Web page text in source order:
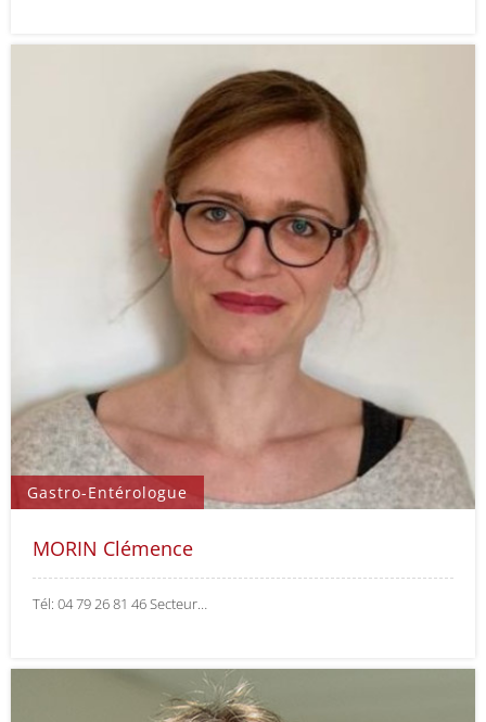
Gastro-Entérologue
MORIN Clémence
Tél: 04 79 26 81 46 Secteur…